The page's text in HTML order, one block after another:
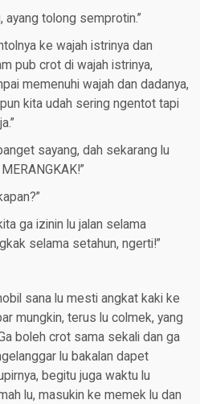
ayang tolong semprotin.”
ke wajah istrinya dan
pub crot di wajah istrinya,
memenuhi wajah dan dadanya,
kita udah sering ngentot tapi
sayang, dah sekarang lu
ga izinin lu jalan selama
selama setahun, ngerti!”
sana lu mesti angkat kaki ke
mungkin, terus lu colmek, yang
boleh crot sama sekali dan ga
lu bakalan dapet
begitu juga waktu lu
lu, masukin ke memek lu dan